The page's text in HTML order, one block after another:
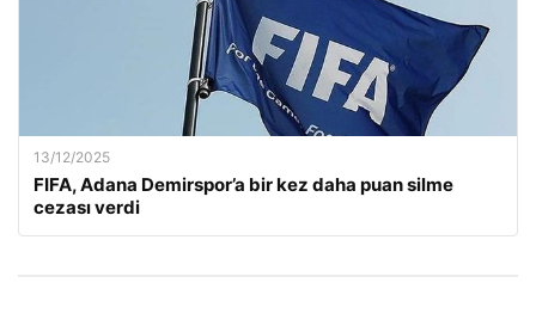
13/12/2025
FIFA, Adana Demirspor’a bir kez daha puan silme
cezası verdi